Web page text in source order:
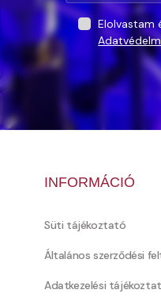
Elolvastam
INFORMÁCIÓ
Süti tájékoztató
Általános szerződési
Adatkezelési